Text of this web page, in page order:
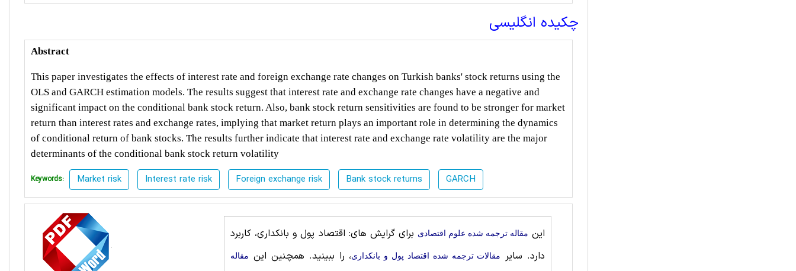
چکیده انگلیسی
Abstract
This paper investigates the effects of interest rate and foreign exchange rate changes on Turkish banks' stock returns using the
OLS and GARCH estimation models. The results suggest that interest rate and exchange rate changes have a negative and
significant impact on the conditional bank stock return. Also, bank stock return sensitivities are found to be stronger for market
return than interest rates and exchange rates, implying that market return plays an important role in determining the dynamics
of conditional return of bank stocks. The results further indicate that interest rate and exchange rate volatility are the major
determinants of the conditional bank stock return volatility
Keywords: Market risk Interest rate risk Foreign exchange risk Bank stock returns GARCH
این مقاله ترجمه شده علوم اقتصادی برای گرایش های: اقتصاد پول و بانکداری، کاربرد
دارد. سایر
مقالات ترجمه شده اقتصاد پول و بانکداری، را ببینید. همچنین این مقاله